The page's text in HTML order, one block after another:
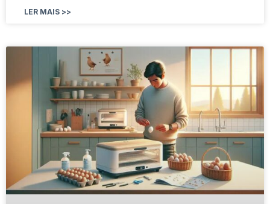
LER MAIS >>